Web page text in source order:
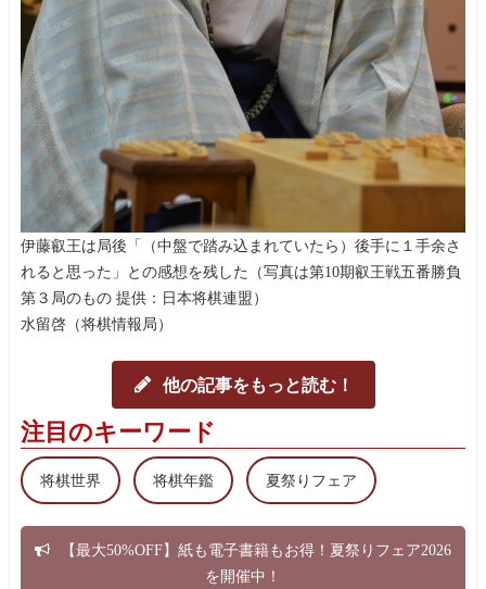
伊藤叡王は局後「（中盤で踏み込まれていたら）後手に１手余さ
れると思った」との感想を残した（写真は第10期叡王戦五番勝負
第３局のもの 提供：日本将棋連盟）
水留啓（将棋情報局）
他の記事をもっと読む！
注目のキーワード
将棋世界 将棋年鑑 夏祭りフェア
【最大50%OFF】紙も電子書籍もお得！夏祭りフェア2026
を開催中！